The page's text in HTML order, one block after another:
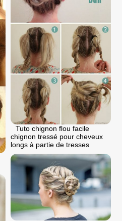
Tuto chignon flou facile
chignon tressé pour cheveux
longs à partie de tresses